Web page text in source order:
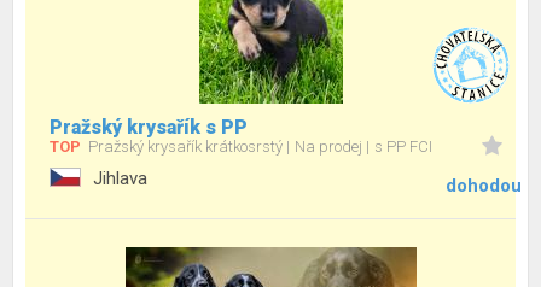
Pražský krysařík s PP
TOP Pražský krysařík krátkosrstý Na prodej s PP FCI
Jihlava dohodou